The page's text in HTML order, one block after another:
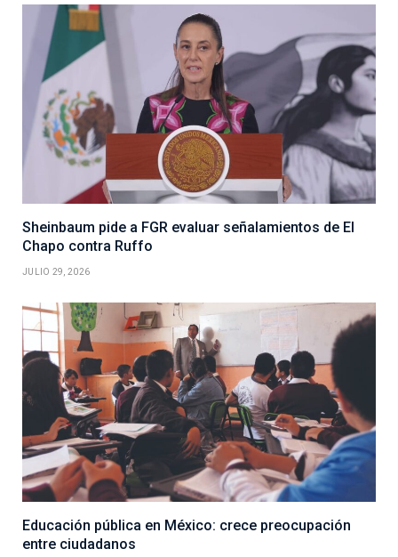
Sheinbaum pide a FGR evaluar señalamientos de El
Chapo contra Ruffo
JULIO 29, 2026
Educación pública en México: crece preocupación
entre ciudadanos